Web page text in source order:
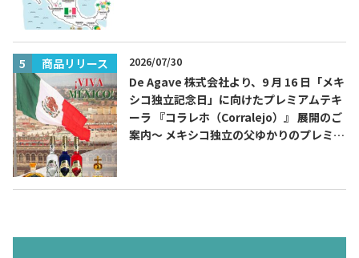
商品リリース 2026/07/30
De Agave 株式会社より、9 月 16 日「メキ
シコ独立記念日」に向けたプレミアムテキ
ーラ 『コラレホ（Corralejo）』 展開のご
案内〜 メキシコ独立の父ゆかりのプレミア